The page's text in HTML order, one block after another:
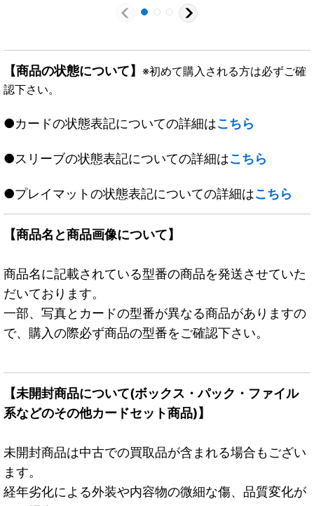
【商品の状態について】 ※初めて購入される方は必ずご確
認下さい。
●カードの状態表記についての詳細はこちら
●スリーブの状態表記についての詳細はこちら
●プレイマットの状態表記についての詳細はこちら
【商品名と商品画像について】
商品名に記載されている型番の商品を発送させていた
だいております。
一部、写真とカードの型番が異なる商品がありますの
で、購入の際必ず商品の型番をご確認下さい。
【未開封商品について(ボックス・パック・ファイル
系などのその他カードセット商品)】
未開封商品は中古での買取品が含まれる場合もござい
ます。
経年劣化による外装や内容物の微細な傷、品質変化が